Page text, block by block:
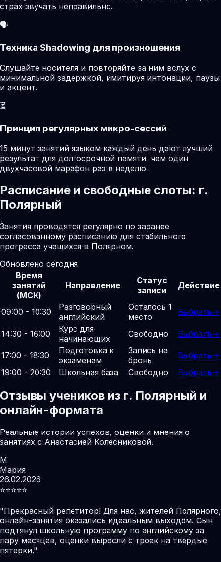
страх звучать неправильно.
🗣️
Техника Shadowing для произношения
Слушайте носителя и повторяйте за ним вслух с
минимальной задержкой, имитируя интонации, паузы
и акцент.
⏳
Принцип регулярных микро-сессий
15 минут занятий языком каждый день дают лучший
результат для долгосрочной памяти, чем один
двухчасовой марафон раз в неделю.
Расписание и свободные слоты: г.
Полярный
Занятия проводятся регулярно по заранее
согласованному расписанию для стабильного
прогресса учащихся в Полярном.
Обновлено сегодня
Время
занятий
(МСК)
Направление
Статус
записи
Действие
09:00 - 10:30
Разговорный
английский
Осталось 1
место
Выбрать→
14:30 - 16:00
Курс для
начинающих
Свободно Выбрать→
17:00 - 18:30
Подготовка к
экзаменам
Запись на
бронь
Выбрать→
19:00 - 20:30
Школьная база Свободно Выбрать→
Отзывы учеников из г. Полярный и
онлайн-формата
Реальные истории успехов, оценки и мнения о
занятиях с Анастасией Колесниковой.
М
Мария
26.02.2026
⭐️⭐️⭐️⭐️⭐️
"Прекрасный репетитор! Для нас, жителей Полярного,
онлайн-занятия оказались идеальным выходом. Сын
подтянул школьную программу по английскому за
пару месяцев, оценки выросли с троек на твердые
пятерки."